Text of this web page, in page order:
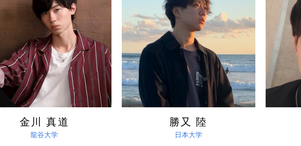
詳しく見る
金川 真道
龍谷大学
詳しく見る
勝又 陸
日本大学